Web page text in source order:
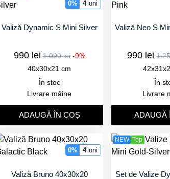
0% 4luni
Valiză Dynamic S Mini Silver
990 lei 1 090 lei -9%
40x30x21 cm
În stoc
Livrare mâine
ADAUGǍ ÎN COȘ
Valiză Neo S
990 lei 1
În
Livrare
ADAUGǍ
0% 4 luni
Valiză Bruno 40x30x20
NEW Top
Set de Valize